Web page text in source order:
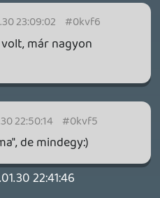
THE OLD
Dead: Streets of
ezúttal
növekedik majd
PREMIER